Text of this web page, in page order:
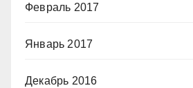
Февраль 2017
Январь 2017
Декабрь 2016